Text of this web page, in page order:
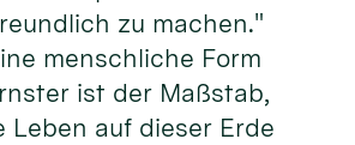
zu machen."
menschliche Form
ist der Maßstab,
Leben auf dieser Erde